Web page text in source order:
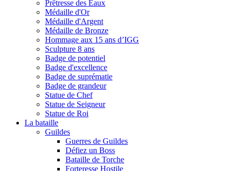
Prêtresse des Eaux
Médaille d'Or
Médaille d'Argent
Médaille de Bronze
Hommage aux 15 ans d’IGG
Sculpture 8 ans
Badge de potentiel
Badge d'excellence
Badge de suprématie
Badge de grandeur
Statue de Chef
Statue de Seigneur
Statue de Roi
La bataille
Guildes
Guerres de Guildes
Défiez un Boss
Bataille de Torche
Forteresse Hostile